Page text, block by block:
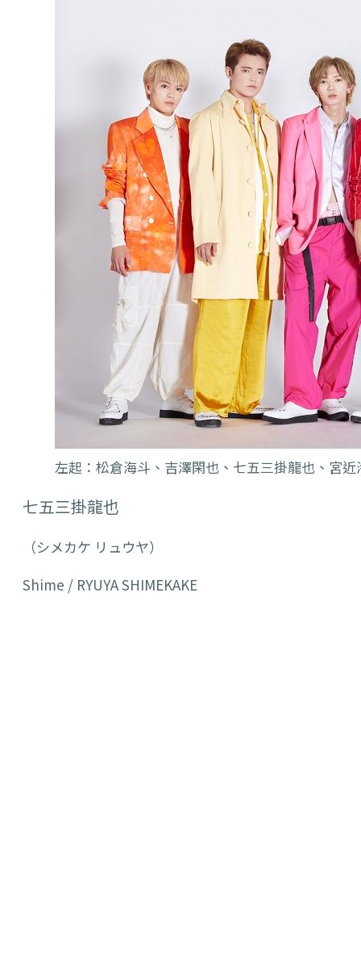
左起：松倉海斗、吉澤閑也、七五三掛龍也、宮
七五三掛龍也
（シメカケ リュウヤ）
Shime / RYUYA SHIMEKAKE